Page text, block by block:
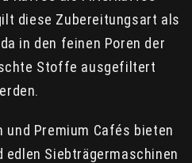
diese Zubereitungsart als
in den feinen Poren der
Stoffe ausgefiltert
und Premium Cafés bieten
edlen Siebträgermaschinen